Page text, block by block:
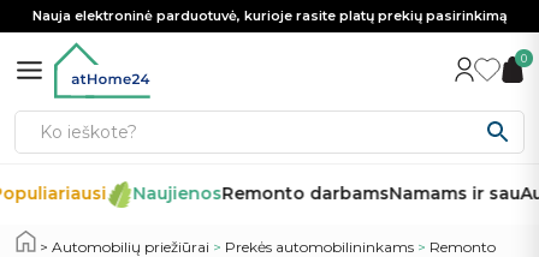
Nauja elektroninė parduotuvė, kurioje rasite platų prekių pasirinkimą
0
NaujienosRemonto darbamsNamams ir sau
Automobilių priežiūrai > Prekės automobilininkams > Remonto